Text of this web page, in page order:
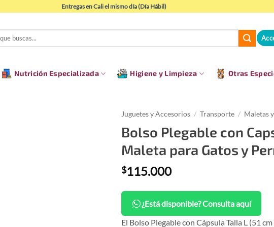
Entregas en Cali el mismo día (Día Hábil)
Nutrición Especializada Higiene y Limpieza Otras
Juguetes y Accesorios / Transporte / Maletas
Bolso Plegable con
Maleta para Gatos y
$115.000
¿Está disponible? Consulta aquí
El Bolso Plegable con Cápsula Talla L (51